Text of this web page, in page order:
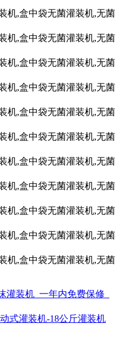
灌装机_一年内免费保修_
式灌装机-18公斤灌装机